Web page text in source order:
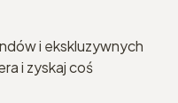
i ekskluzywnych
i zyskaj coś